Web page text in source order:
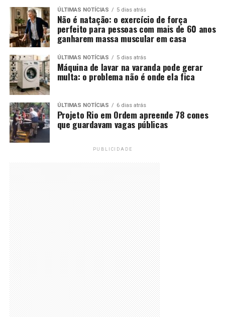
ÚLTIMAS NOTÍCIAS 5 dias atrás
Não é natação: o exercício de força
perfeito para pessoas com mais de 60 anos
ganharem massa muscular em casa
ÚLTIMAS NOTÍCIAS 5 dias atrás
Máquina de lavar na varanda pode gerar
multa: o problema não é onde ela fica
ÚLTIMAS NOTÍCIAS 6 dias atrás
Projeto Rio em Ordem apreende 78 cones
que guardavam vagas públicas
PUBLICIDADE